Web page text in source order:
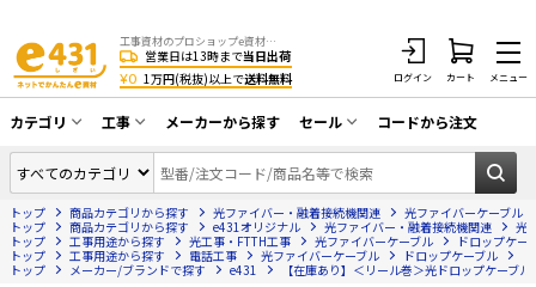
工事資材のプロショップe資材 CATV・アンテナ・防犯・光・LAN・電気・空調工事など
営業日は13時まで当日出荷
¥0 1万円(税抜)以上で送料無料 ログイン カート メニュー
カテゴリ
同軸ケーブル／テレビ用接栓／関連工具
アンテナ・取付金具・ブースター／CATV
部材類
配線補助具（モール・結束バンド・テー
プ類 他）
工事
CATV・アンテナ工事
光工事・FTTH工事
エアコン・換気扇工事
メーカーから探す セール
在庫一掃セール
コードから注文
トップ 商品カテゴリから探す 光ファイバー・融着接続機関連
光ファイバーケーブル
トップ
商品カテゴリから探す e431オリジナル 光ファイバー・融着接続機関連
光
トップ
工事用途から探す 光工事・FTTH工事 光ファイバーケーブル
ドロップケー
トップ
工事用途から探す 電話工事 光ファイバーケーブル ドロップケーブル
トップ
メーカー/ブランドで探す e431 【在庫あり】＜リール巻＞光ドロップケーブ